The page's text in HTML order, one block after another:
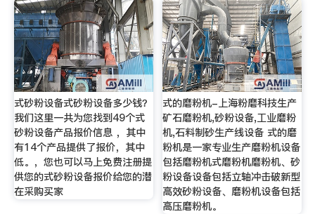
式砂粉设备式砂粉设备多少钱？
我们这里一共为您找到49个式
砂粉设备产品报价信息 ，其中
有14个产品提供了报价，其中
低。，您也可以马上免费注册提
供您的式砂粉设备报价给您的潜
在采购买家
式的磨粉机-上海粉磨科技生产
矿石磨粉机,砂粉设备,工业磨粉
机,石料制砂生产线设备 式的磨
粉机是一家专业生产磨粉机设备
包括磨粉机式磨粉机磨粉机、砂
粉设备设备包括立轴冲击破新型
高效砂粉设备、磨粉机设备包括
高压磨粉机。